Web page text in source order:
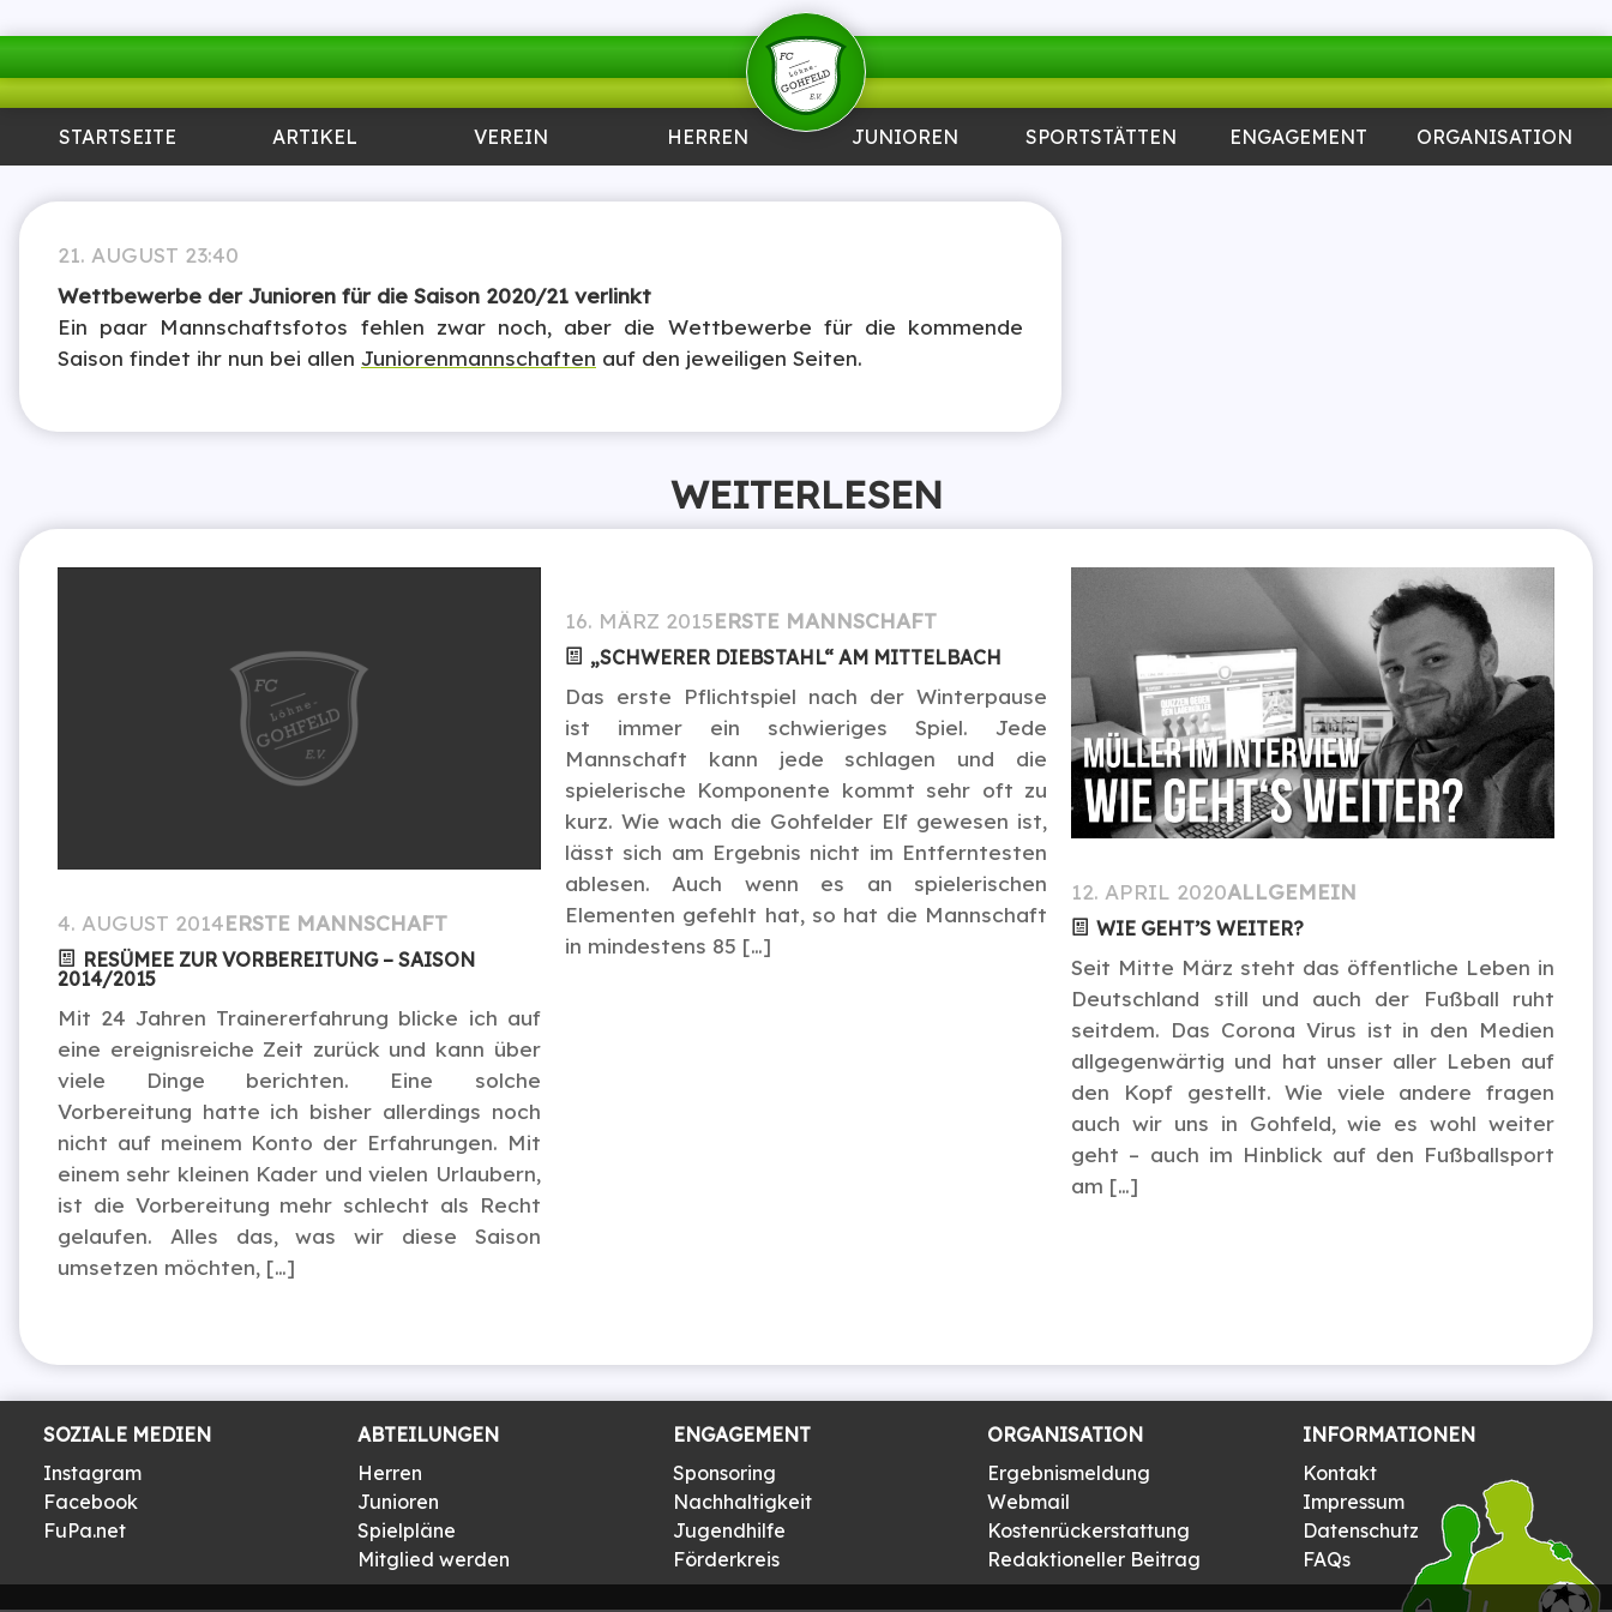
STARTSEITE ARTIKEL VEREIN HERREN JUNIOREN SPORTSTÄTTEN ENGAGEMENT ORGANISATION
21. AUGUST 23:40
Wettbewerbe der Junioren für die Saison 2020/21 verlinkt
Ein paar Mannschaftsfotos fehlen zwar noch, aber die Wettbewerbe für die kommende
Saison findet ihr nun bei allen Juniorenmannschaften auf den jeweiligen Seiten.
WEITERLESEN
4. AUGUST 2014ERSTE MANNSCHAFT
RESÜMEE ZUR VORBEREITUNG – SAISON
2014/2015
Mit 24 Jahren Trainererfahrung blicke ich auf
eine ereignisreiche Zeit zurück und kann über
viele Dinge berichten. Eine solche
Vorbereitung hatte ich bisher allerdings noch
nicht auf meinem Konto der Erfahrungen. Mit
einem sehr kleinen Kader und vielen Urlaubern,
ist die Vorbereitung mehr schlecht als Recht
gelaufen. Alles das, was wir diese Saison
umsetzen möchten, […]
16. MÄRZ 2015ERSTE MANNSCHAFT
„SCHWERER DIEBSTAHL“ AM MITTELBACH
Das erste Pflichtspiel nach der Winterpause
ist immer ein schwieriges Spiel. Jede
Mannschaft kann jede schlagen und die
spielerische Komponente kommt sehr oft zu
kurz. Wie wach die Gohfelder Elf gewesen ist,
lässt sich am Ergebnis nicht im Entferntesten
ablesen. Auch wenn es an spielerischen
Elementen gefehlt hat, so hat die Mannschaft
in mindestens 85 […]
12. APRIL 2020ALLGEMEIN
WIE GEHT’S WEITER?
Seit Mitte März steht das öffentliche Leben in
Deutschland still und auch der Fußball ruht
seitdem. Das Corona Virus ist in den Medien
allgegenwärtig und hat unser aller Leben auf
den Kopf gestellt. Wie viele andere fragen
auch wir uns in Gohfeld, wie es wohl weiter
geht – auch im Hinblick auf den Fußballsport
am […]
SOZIALE MEDIEN
Instagram
Facebook
FuPa.net
ABTEILUNGEN
Herren
Junioren
Spielpläne
Mitglied werden
ENGAGEMENT
Sponsoring
Nachhaltigkeit
Jugendhilfe
Förderkreis
ORGANISATION
Ergebnismeldung
Webmail
Kostenrückerstattung
Redaktioneller Beitrag
INFORMATIONEN
Kontakt
Impressum
Datenschutz
FAQs